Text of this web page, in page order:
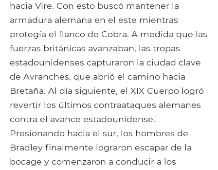
hacia Vire. Con esto buscó mantener la
armadura alemana en el este mientras
protegía el flanco de Cobra. A medida que las
fuerzas británicas avanzaban, las tropas
estadounidenses capturaron la ciudad clave
de Avranches, que abrió el camino hacia
Bretaña. Al día siguiente, el XIX Cuerpo logró
revertir los últimos contraataques alemanes
contra el avance estadounidense.
Presionando hacia el sur, los hombres de
Bradley finalmente lograron escapar de la
bocage y comenzaron a conducir a los